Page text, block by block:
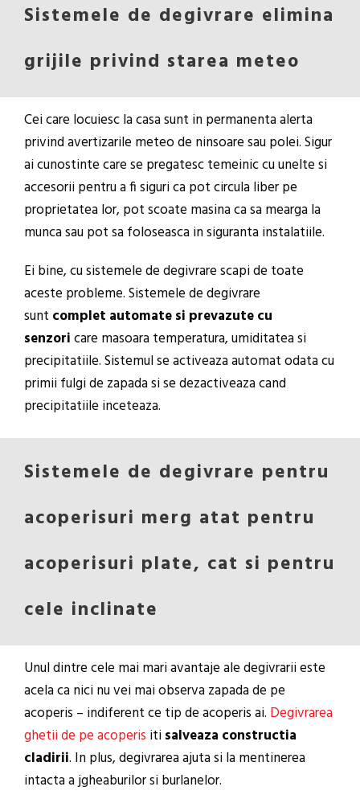
Sistemele de degivrare elimina
grijile privind starea meteo
Cei care locuiesc la casa sunt in permanenta alerta
privind avertizarile meteo de ninsoare sau polei. Sigur
ai cunostinte care se pregatesc temeinic cu unelte si
accesorii pentru a fi siguri ca pot circula liber pe
proprietatea lor, pot scoate masina ca sa mearga la
munca sau pot sa foloseasca in siguranta instalatiile.
Ei bine, cu sistemele de degivrare scapi de toate
aceste probleme. Sistemele de degivrare
sunt complet automate si prevazute cu
senzoricare masoara temperatura, umiditatea si
precipitatiile. Sistemul se activeaza automat odata cu
primii fulgi de zapada si se dezactiveaza cand
precipitatiile inceteaza.
Sistemele de degivrare pentru
acoperisuri merg atat pentru
acoperisuri plate, cat si pentru
cele inclinate
Unul dintre cele mai mari avantaje ale degivrarii este
acela ca nici nu vei mai observa zapada de pe
acoperis – indiferent ce tip de acoperis ai. Degivrarea
ghetii de pe acoperis itisalveaza constructia
cladirii. In plus, degivrarea ajuta si la mentinerea
intacta a jgheaburilor si burlanelor.